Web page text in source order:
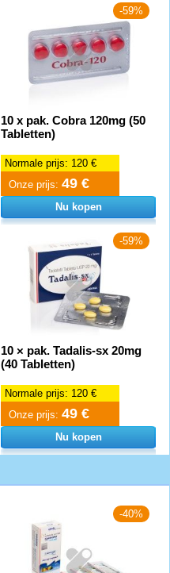
-59%
10 x pak. Cobra 120mg (50
Tabletten)
Normale prijs: 120 €
Onze prijs: 49 €
Nu kopen
-59%
10 × pak. Tadalis-sx 20mg
(40 Tabletten)
Normale prijs: 120 €
Onze prijs: 49 €
Nu kopen
-40%